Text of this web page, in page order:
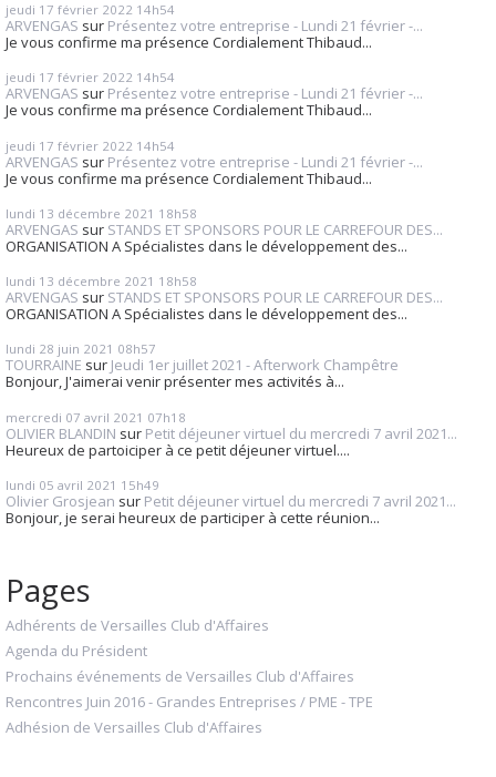
jeudi 17 février 2022 14h54
ARVENGAS sur Présentez votre entreprise - Lundi 21 février -...
Je vous confirme ma présence Cordialement Thibaud...
jeudi 17 février 2022 14h54
ARVENGAS sur Présentez votre entreprise - Lundi 21 février -...
Je vous confirme ma présence Cordialement Thibaud...
jeudi 17 février 2022 14h54
ARVENGAS sur Présentez votre entreprise - Lundi 21 février -...
Je vous confirme ma présence Cordialement Thibaud...
lundi 13 décembre 2021 18h58
ARVENGAS sur STANDS ET SPONSORS POUR LE CARREFOUR DES...
ORGANISATION A Spécialistes dans le développement des...
lundi 13 décembre 2021 18h58
ARVENGAS sur STANDS ET SPONSORS POUR LE CARREFOUR DES...
ORGANISATION A Spécialistes dans le développement des...
lundi 28 juin 2021 08h57
TOURRAINE sur Jeudi 1er juillet 2021 - Afterwork Champêtre
Bonjour, J'aimerai venir présenter mes activités à...
mercredi 07 avril 2021 07h18
OLIVIER BLANDIN sur Petit déjeuner virtuel du mercredi 7 avril 2021...
Heureux de partoiciper à ce petit déjeuner virtuel....
lundi 05 avril 2021 15h49
Olivier Grosjean sur Petit déjeuner virtuel du mercredi 7 avril 2021...
Bonjour, je serai heureux de participer à cette réunion...
Pages
Adhérents de Versailles Club d'Affaires
Agenda du Président
Prochains événements de Versailles Club d'Affaires
Rencontres Juin 2016 - Grandes Entreprises / PME - TPE
Adhésion de Versailles Club d'Affaires